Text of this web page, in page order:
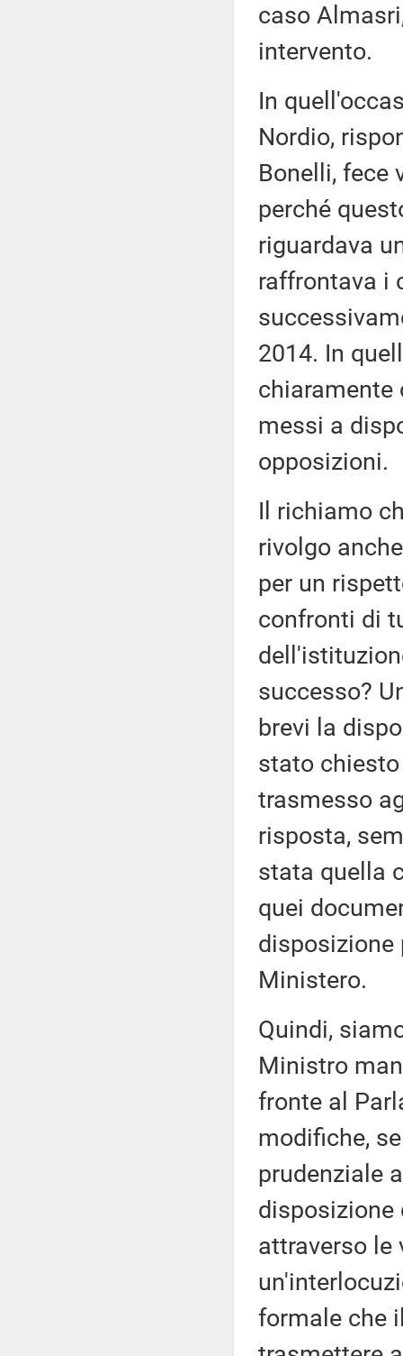
caso
intervento.
In
Nordio,
Bonelli, fece
perché
riguardava
raffrontava i
2014. In
chiaramente
messi a
opposizioni.
Il richiamo
rivolgo
per un
confronti di
successo?
brevi la
stato
trasmesso
risposta,
stata quella
quei
disposizione
Ministero.
Quindi,
Ministro
fronte al
modifiche,
prudenziale
disposizione
attraverso le
formale che